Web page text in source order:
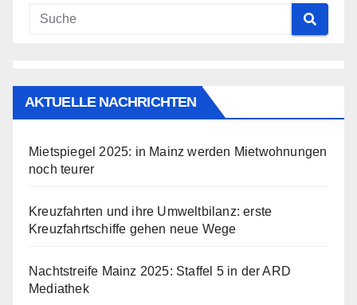
Beiträge
AKTUELLE NACHRICHTEN
Mietspiegel 2025: in Mainz werden Mietwohnungen
noch teurer
Kreuzfahrten und ihre Umweltbilanz: erste
Kreuzfahrtschiffe gehen neue Wege
Nachtstreife Mainz 2025: Staffel 5 in der ARD
Mediathek